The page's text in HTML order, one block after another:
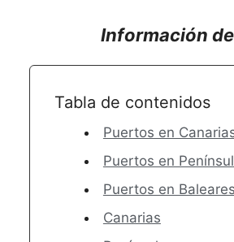
Información
Tabla de contenidos
Puertos en
Puertos en
Puertos en Baleares
Canarias